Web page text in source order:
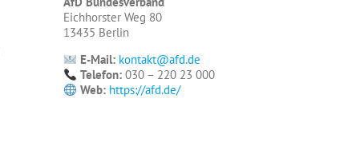
Eichhorster Weg 80
13435 Berlin
E-Mail: kontakt@afd.de
Telefon: 030 – 220 23 000
Web: https://afd.de/